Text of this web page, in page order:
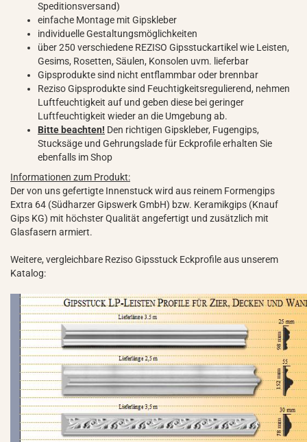
Speditionsversand)
einfache Montage mit Gipskleber
individuelle Gestaltungsmöglichkeiten
über 250 verschiedene REZISO Gipsstuckartikel wie Leisten,
Gesims, Rosetten, Säulen, Konsolen uvm. lieferbar
Gipsprodukte sind nicht entflammbar oder brennbar
Reziso Gipsprodukte sind Feuchtigkeitsregulierend, nehmen
Luftfeuchtigkeit auf und geben diese bei geringer
Luftfeuchtigkeit wieder an die Umgebung ab.
Bitte beachten! Den richtigen Gipskleber, Fugengips,
Stucksäge und Gehrungslade für Eckprofile erhalten Sie
ebenfalls im Shop
Informationen zum Produkt:
Der von uns gefertigte Innenstuck wird aus reinem Formengips
Extra 64 (Südharzer Gipswerk GmbH) bzw. Keramikgips (Knauf
Gips KG) mit höchster Qualität angefertigt und zusätzlich mit
Glasfasern armiert.
Weitere, vergleichbare Reziso Gipsstuck Eckprofile aus unserem
Katalog: